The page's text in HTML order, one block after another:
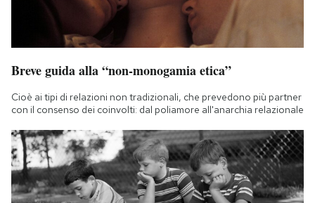
Breve guida alla “non-monogamia etica”
Cioè ai tipi di relazioni non tradizionali, che prevedono più partner
con il consenso dei coinvolti: dal poliamore all'anarchia relazionale